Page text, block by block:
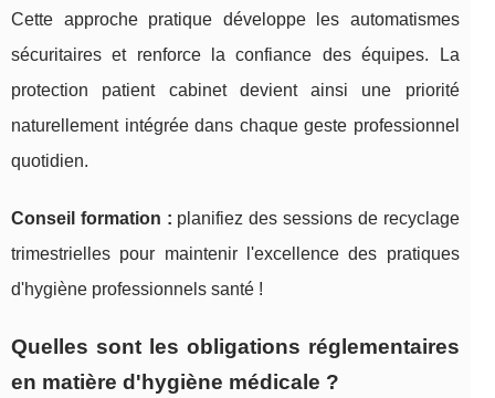
Cette approche pratique développe les automatismes
sécuritaires et renforce la confiance des équipes. La
protection patient cabinet devient ainsi une priorité
naturellement intégrée dans chaque geste professionnel
quotidien.
Conseil formation : planifiez des sessions de recyclage
trimestrielles pour maintenir l'excellence des pratiques
d'hygiène professionnels santé !
Quelles sont les obligations réglementaires
en matière d'hygiène médicale ?